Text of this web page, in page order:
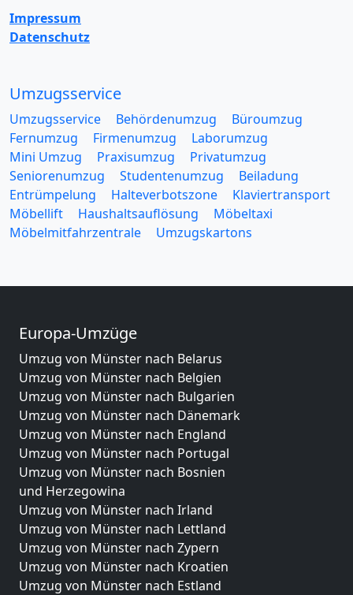
Impressum
Datenschutz
Umzugsservice
Umzugsservice Behördenumzug
Büroumzug
Fernumzug
Firmenumzug
Laborumzug
Mini Umzug
Praxisumzug
Privatumzug
Seniorenumzug
Studentenumzug
Beiladung
Entrümpelung
Halteverbotszone
Klaviertransport
Möbellift
Haushaltsauflösung
Möbeltaxi
Möbelmitfahrzentrale
Umzugskartons
Europa-Umzüge
Umzug von Münster nach Belarus
Umzug von Münster nach Belgien
Umzug von Münster nach Bulgarien
Umzug von Münster nach Dänemark
Umzug von Münster nach England
Umzug von Münster nach Portugal
Umzug von Münster nach Bosnien
und Herzegowina
Umzug von Münster nach Irland
Umzug von Münster nach Lettland
Umzug von Münster nach Zypern
Umzug von Münster nach Kroatien
Umzug von Münster nach Estland